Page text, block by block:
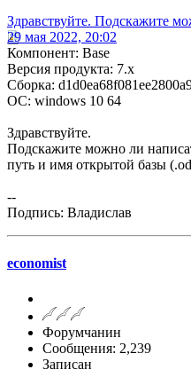
Здравствуйте. Подскажите
29 мая 2022, 20:02
Компонент: Base
Версия продукта: 7.x
Сборка:
ОС: windows 10 64
Здравствуйте.
Подскажите можно ли
путь и имя открытой базы
--
Подпись: Владислав
economist
Форумчанин
Сообщения: 2,239
Записан